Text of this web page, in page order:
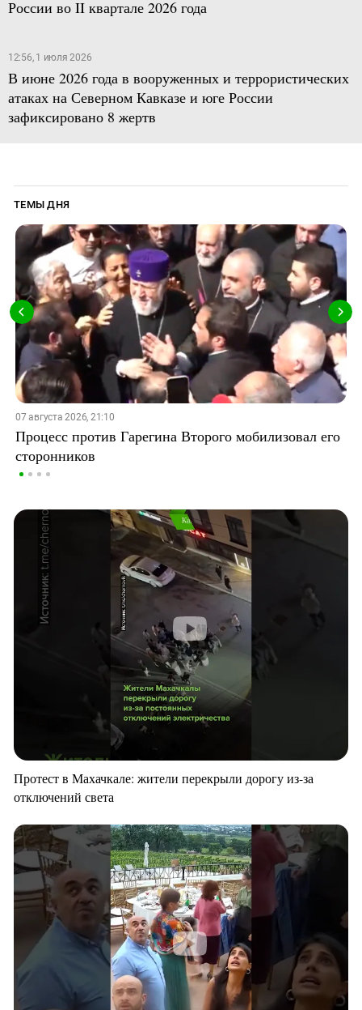
России во II квартале 2026 года
12:56, 1 июля 2026
В июне 2026 года в вооруженных и террористических
атаках на Северном Кавказе и юге России
зафиксировано 8 жертв
ТЕМЫ ДНЯ
07 августа 2026, 21:10
Процесс против Гарегина Второго мобилизовал его
сторонников
Протест в Махачкале: жители перекрыли дорогу из-за
отключений света